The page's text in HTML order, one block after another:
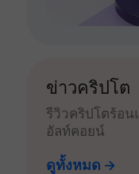
ข่าวคริปโต
รีวิวคริปโตร้อน
อัลท์คอยน์
ดูทั้งหมด